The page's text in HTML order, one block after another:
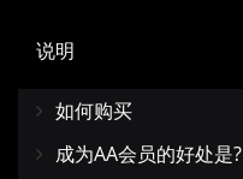
说明
如何购买
成为AA会员的好处是?